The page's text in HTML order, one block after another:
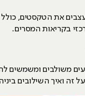
את הטקסטים, כולל
בקריאות המסרים.
משולבים ומשמשים
זה ואיך השילובים